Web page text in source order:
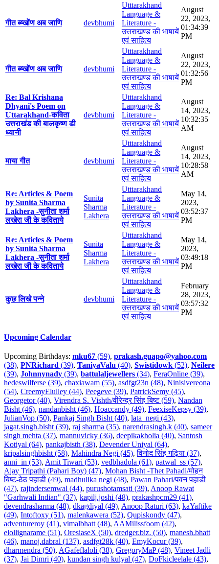
गीत ब्य्खोंण अब जाणि devbhumi
Utttarakhand
Language &
Literature -
उत्तराखण्ड की भाषायें
एवं साहित्य
August
22, 2023,
01:34:39
PM
गीत ब्य्खोंण अब जाणि devbhumi
Utttarakhand
Language &
Literature -
उत्तराखण्ड की भाषायें
एवं साहित्य
August
22, 2023,
01:32:56
PM
Re: Bal Krishana
Dhyani's Poem on
Uttarakhand-कविता
उत्तराखंड की बालकृष्ण डी
ध्यानी
devbhumi
Utttarakhand
Language &
Literature -
उत्तराखण्ड की भाषायें
एवं साहित्य
August
14, 2023,
10:32:35
AM
माया गीत devbhumi
Utttarakhand
Language &
Literature -
उत्तराखण्ड की भाषायें
एवं साहित्य
August
14, 2023,
10:28:58
AM
Re: Articles & Poem
by Sunita Sharma
Lakhera -सुनीता शर्मा
लखेरा जी के कविताये
Sunita
Sharma
Lakhera
Utttarakhand
Language &
Literature -
उत्तराखण्ड की भाषायें
एवं साहित्य
May 14,
2023,
03:52:37
PM
Re: Articles & Poem
by Sunita Sharma
Lakhera -सुनीता शर्मा
लखेरा जी के कविताये
Sunita
Sharma
Lakhera
Utttarakhand
Language &
Literature -
उत्तराखण्ड की भाषायें
एवं साहित्य
May 14,
2023,
03:49:18
PM
कुछ लिखे पन्ने devbhumi
Utttarakhand
Language &
Literature -
उत्तराखण्ड की भाषायें
एवं साहित्य
February
28, 2023,
03:57:32
PM
Upcoming Calendar
Upcoming Birthdays: mku67 (59), prakash.guapo@yahoo.com
(38), PNRichard (39), TaniyaValu (40), Swistidowk (52), Neilere
(39), Johnnynady (39), battulaljewellers (34), FeraOnline (39),
hedeswilferse (39), chaxiawam (55), asdfgt23n (48), Ninisivereona
(54), CreemyElulley (44), Peegeve (39), PatrickSemy (45),
Georgetor (40), Virendra S. Vishth/वीरेन्द्र सिंह बिष्ट (59), Nandan
Bisht (46), nandanbisht (46), Hoaccandy (49), FeexiseKepsy (39),
JulianVop (50), Pankaj Singh Bisht (40), lata_negi (43),
jagat.singh.bisht (39), raj sharma (35), narendrasingh.k (40), sameer
singh mehta (37), mannuvicky (36), deepikakholia (40), Santosh
Kotiyal (64), pankajbisth (38), Devender Uniyal (64),
kripalsinghbisht (58), Mahindra Negi (45),विनोद सिंह गढ़िया (37),
anni_in (53), Amit Tiwari (53), vedbhadola (61), patwal_ss (57),
Ajay Tripathi (Pahari Boy) (47), Mohan Bisht -Thet Pahadi/मोहन
बिष्ट-ठेठ पहाडी (49), madhulika negi (48), Pawan Pahari/पवन पहाडी
(47), rajindersemwal (44), purushotamsati (39), Anoop Rawat
"Garhwali Indian" (37), kapilj.joshi (48), prakashpcm29 (41),
devendrasharma (48), dkagdiyal (49), Anoop Raturi (63), kaYaftike
(49), Intoftoxy (51), malenkawera (52), Qupiskondy (47),
adventureroy (41), vimalbhatt (48), AAMilissfoom (42),
elollignarame (51), OresiaseX (50), dredger.biz. (50), manesh.bhatt
(46), manoj.dabral (137), asdfgt28k (40), EmyKocur (39),
dharmendra (50), AGafeflaloli (38), GregoryMaP (48), Vineet Jadli
(37), Jai Dimri (40), kundan singh kulyal (47), DoFkicleelale (43),